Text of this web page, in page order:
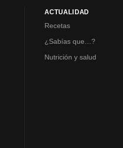
ACTUALIDAD
Recetas
¿Sabías que…?
Nutrición y salud